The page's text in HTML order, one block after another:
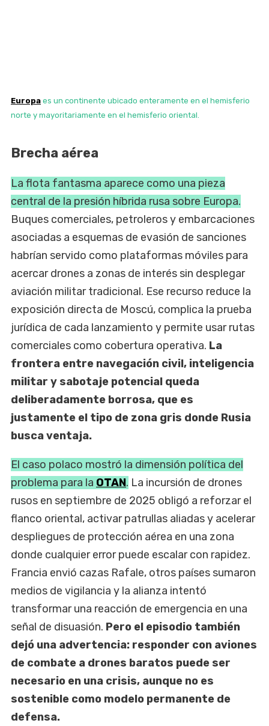
Europa es un continente ubicado enteramente en el hemisferio
norte y mayoritariamente en el hemisferio oriental.
Brecha aérea
La flota fantasma aparece como una pieza
central de la presión híbrida rusa sobre Europa.
Buques comerciales, petroleros y embarcaciones
asociadas a esquemas de evasión de sanciones
habrían servido como plataformas móviles para
acercar drones a zonas de interés sin desplegar
aviación militar tradicional. Ese recurso reduce la
exposición directa de Moscú, complica la prueba
jurídica de cada lanzamiento y permite usar rutas
comerciales como cobertura operativa. La
frontera entre navegación civil, inteligencia
militar y sabotaje potencial queda
deliberadamente borrosa, que es
justamente el tipo de zona gris donde Rusia
busca ventaja.
El caso polaco mostró la dimensión política del
problema para la OTAN. La incursión de drones
rusos en septiembre de 2025 obligó a reforzar el
flanco oriental, activar patrullas aliadas y acelerar
despliegues de protección aérea en una zona
donde cualquier error puede escalar con rapidez.
Francia envió cazas Rafale, otros países sumaron
medios de vigilancia y la alianza intentó
transformar una reacción de emergencia en una
señal de disuasión. Pero el episodio también
dejó una advertencia: responder con aviones
de combate a drones baratos puede ser
necesario en una crisis, aunque no es
sostenible como modelo permanente de
defensa.